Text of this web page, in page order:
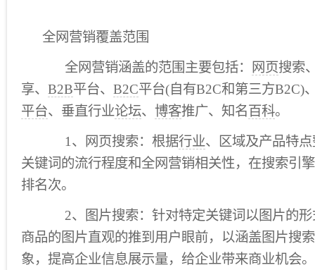
全网营销覆盖范围
全网营销涵盖的范围主要包括： 网页搜索
享、 B2B平台、 B2C平台(自有B2C和第三方B2C)
平台、垂直行业论坛、 博客推广、知名 百科。
1、网页搜索：根据行业、区域及产品特
关键词的流行程度和全网营销相关性，在搜索引
排名次。
2、图片搜索：针对特定关键词以图片的形
商品的图片直观的推到用户眼前，以涵盖图片搜
象，提高企业信息展示量，给企业带来商业机会。